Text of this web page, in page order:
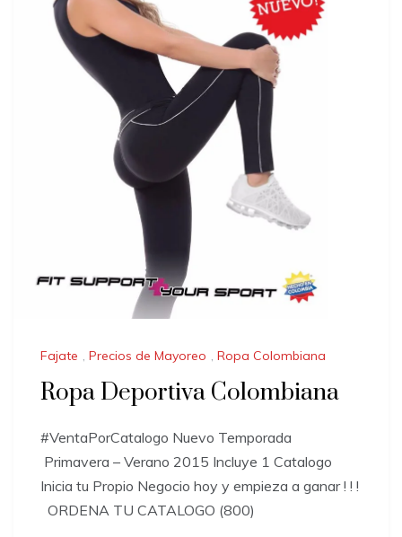
Fajate , Precios de Mayoreo , Ropa Colombiana
Ropa Deportiva Colombiana
#VentaPorCatalogo Nuevo Temporada
Primavera – Verano 2015 Incluye 1 Catalogo
Inicia tu Propio Negocio hoy y empieza a ganar ! ! !
ORDENA TU CATALOGO (800)